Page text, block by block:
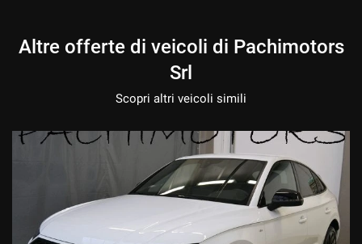
Altre offerte di veicoli di Pachimotors
Srl
Scopri altri veicoli simili